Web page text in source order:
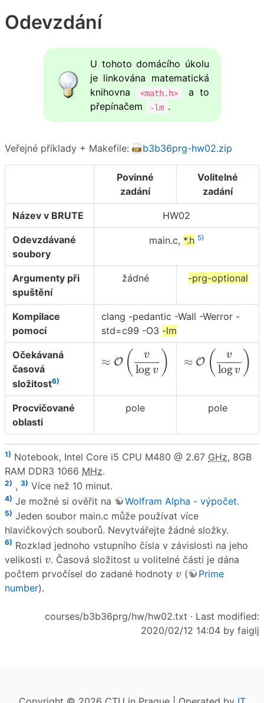
Odevzdání
U tohoto domácího úkolu
je linkována matematická
knihovna
<math.h>
a to
přepínačem
-lm .
Veřejné příklady + Makefile: b3b36prg-hw02.zip
Povinné
zadání
Volitelné
zadání
Název v BRUTE HW02
Odevzdávané
soubory
main.c, *.h 5)
Argumenty při
spuštění
žádné -prg-optional
Kompilace
pomocí
clang -pedantic -Wall -Werror -
std=c99 -O3 -lm
Očekávaná
časová
složitost6)
≈ O ( v
log v )
log
≈ O ( v
logv )
log
Procvičované
oblasti
pole pole
1) Notebook, Intel Core i5 CPU M480 @ 2.67 GHz, 8GB
RAM DDR3 1066 MHz.
2) , 3) Více než 10 minut.
4) Je možné si ověřit na Wolfram Alpha - výpočet.
5) Jeden soubor main.c může používat více
hlavičkových souborů. Nevytvářejte žádné složky.
6) Rozklad jednoho vstupního čísla v závislosti na jeho
velikosti v
v. Časová složitost u volitelné části je dána
počtem prvočísel do zadané hodnoty v
v (
Prime
number).
courses/b3b36prg/hw/hw02.txt · Last modified:
2020/02/12 14:04 by faiglj